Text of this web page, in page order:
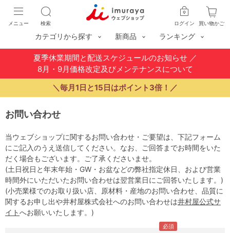
買い物かご
ログイン
検索
メニュー
カテゴリから探す 新商品 ランキング
夏季休業期間と配送スケジュールのお知らせ／
8月・9月価格改定及びメンテナンスについて
＼毎月1日と15日はポイント3倍！／
お問い合わせ
当ウェブショップに関するお問い合わせ・ご要望は、下記フォーム
にご記入のうえ送信してください。なお、ご回答までお時間をいた
だく場合もございます。ご了承くださいませ。
(土日祝日と年末年始・GW・お盆などの弊社指定休日、および営業
時間外にいただいたお問い合わせは翌営業日にご回答いたします。)
(小売業様でのお取り扱い店、原材料・産地のお問い合わせ、品質に
関するお申し出や井村屋株式会社へのお問い合わせは井村屋公式サ
イトへお願いいたします。)